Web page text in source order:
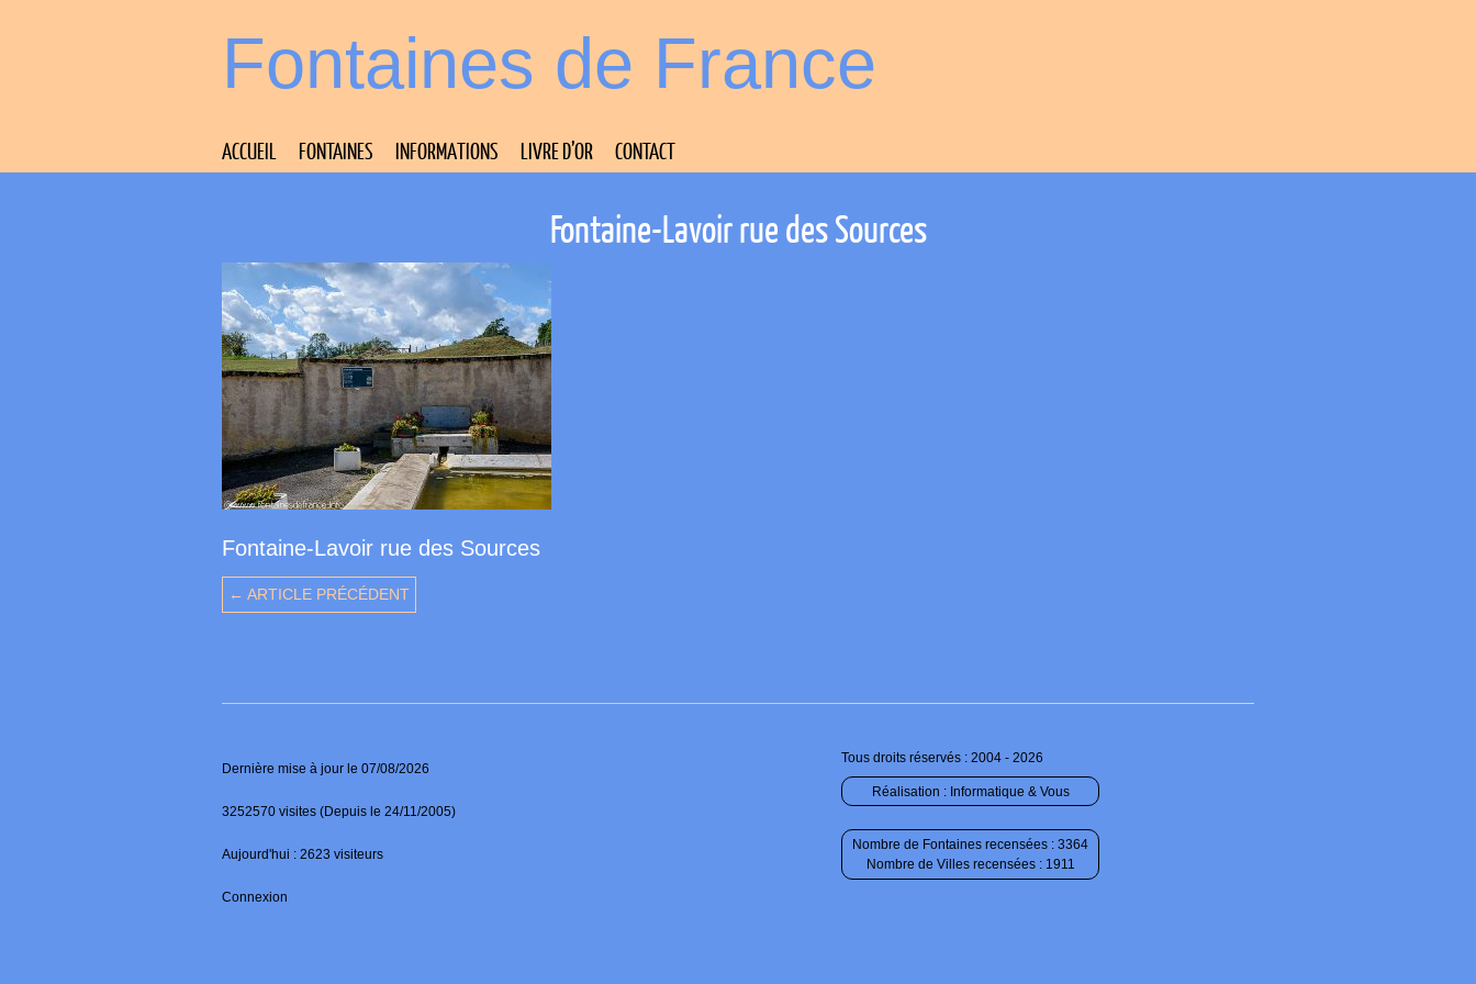
Fontaines de France
ACCUEIL FONTAINES INFORMATIONS LIVRE D’OR CONTACT
Fontaine-Lavoir rue des Sources
Fontaine-Lavoir rue des Sources
← ARTICLE PRÉCÉDENT
Dernière mise à jour le 07/08/2026
3252570 visites (Depuis le 24/11/2005)
Aujourd'hui : 2623 visiteurs
Connexion
Tous droits réservés : 2004 - 2026
Réalisation : Informatique & Vous
Nombre de Fontaines recensées : 3364
Nombre de Villes recensées : 1911